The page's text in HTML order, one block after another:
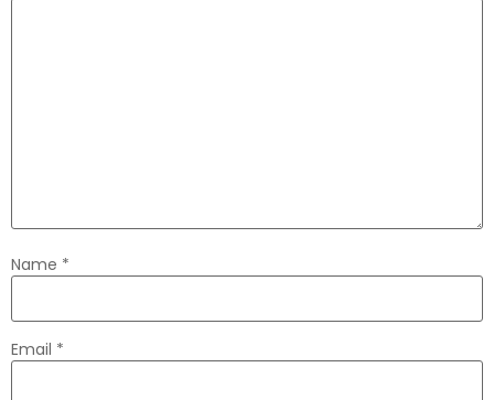
Name *
Email *